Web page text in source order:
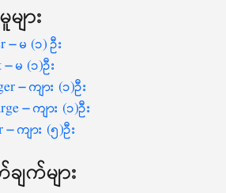
ား
– မ (၁) ဦး
မ (၁)ဦး
– ကျား (၁)ဦး
– ကျား (၁)ဦး
ကျား (၅)ဦး
က်များ